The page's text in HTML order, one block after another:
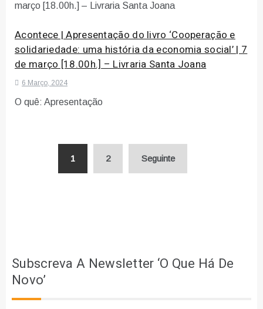
Acontece | Apresentação do livro ‘Cooperação e
solidariedade: uma história da economia social’ | 7
de março [18.00h.] – Livraria Santa Joana
6 Março, 2024
O quê: Apresentação
1 2 Seguinte
Subscreva A Newsletter ‘O Que Há De
Novo’